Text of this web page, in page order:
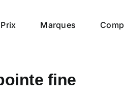
Prix Marques
fine